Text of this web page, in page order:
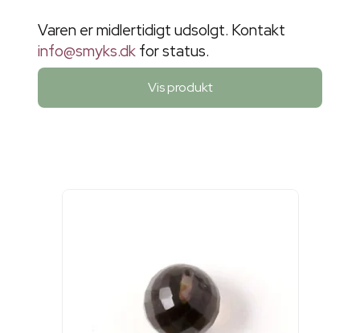
Varen er midlertidigt udsolgt. Kontakt
info@smyks.dk for status.
Vis produkt